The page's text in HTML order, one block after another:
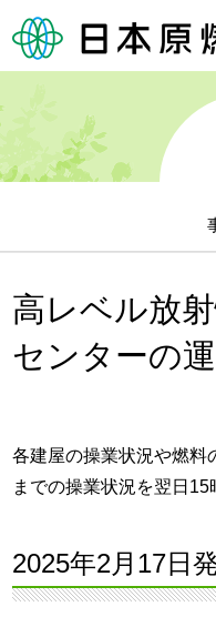
高レベル放
センターの
各建屋の操業状況や燃料
までの操業状況を翌日15
2025年2月17日